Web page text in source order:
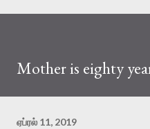
Mother is eighty
ஏப்ரல் 11, 2019